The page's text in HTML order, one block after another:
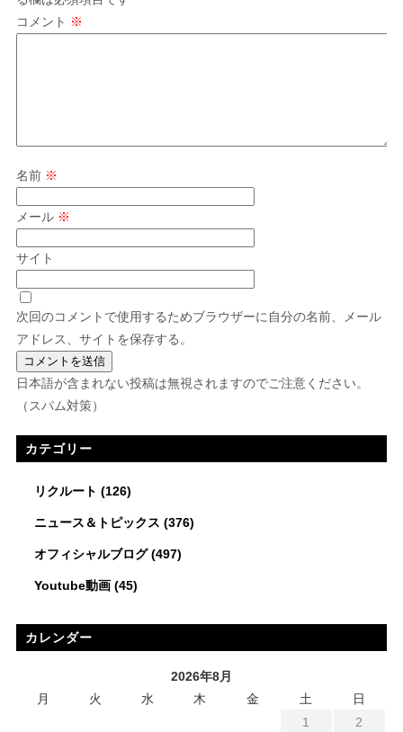
コメント ※
名前 ※
メール ※
サイト
次回のコメントで使用するためブラウザーに自分の名前、メール
アドレス、サイトを保存する。
日本語が含まれない投稿は無視されますのでご注意ください。
（スパム対策）
カテゴリー
リクルート (126)
ニュース＆トピックス (376)
オフィシャルブログ(497)
Youtube動画(45)
カレンダー
2026年8月
月
火 水 木 金 土
日
1
2